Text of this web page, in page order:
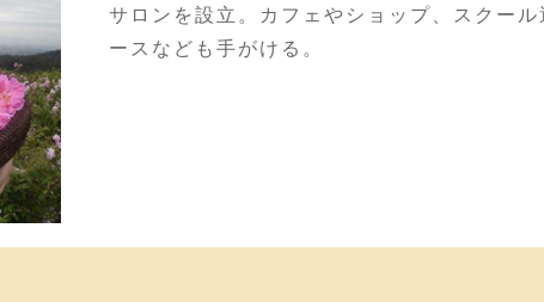
サロンを設立。カフェやショップ、スクー
ースなども手がける。